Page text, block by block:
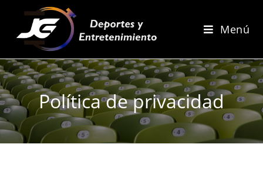
Menú
Política de privacidad